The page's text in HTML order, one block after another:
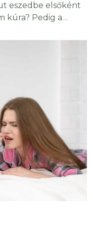
eszedbe elsőként
kúra? Pedig a
gyógyszert kellett